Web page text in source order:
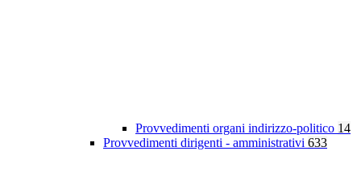
Provvedimenti organi indirizzo-politico 14
Provvedimenti dirigenti - amministrativi 633